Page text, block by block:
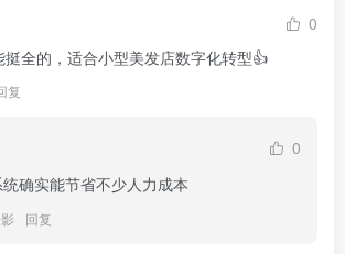
0
挺全的，适合小型美发店数字化转型👍
复
0
确实能节省不少人力成本
回复